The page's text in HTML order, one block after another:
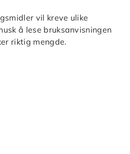
vil kreve ulike
å lese bruksanvisningen
riktig mengde.